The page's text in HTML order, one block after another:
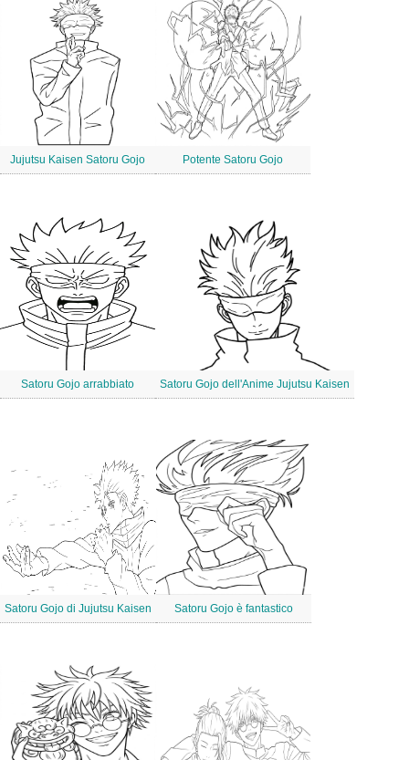
Jujutsu Kaisen Satoru Gojo Potente Satoru Gojo
Satoru Gojo arrabbiato Satoru Gojo dell'Anime Jujutsu Kaisen
Satoru Gojo di Jujutsu Kaisen Satoru Gojo è fantastico